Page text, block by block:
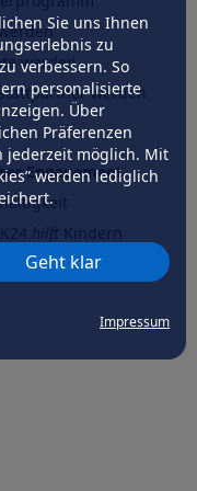
Sie uns Ihnen
zu
verbessern. So
personalisierte
Über
Präferenzen
jederzeit möglich. Mit
werden lediglich
Geht klar
Impressum
werden
werden
Engagement
hilftder Natur